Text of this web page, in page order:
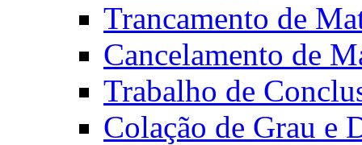
Trancamento de
Cancelamento de
Trabalho de
Colação de Grau e